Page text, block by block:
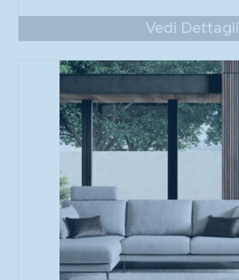
Vedi Dettagli